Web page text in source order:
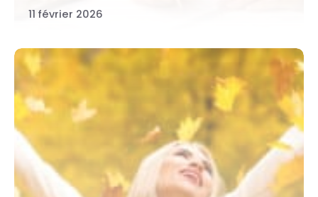
11 février 2026